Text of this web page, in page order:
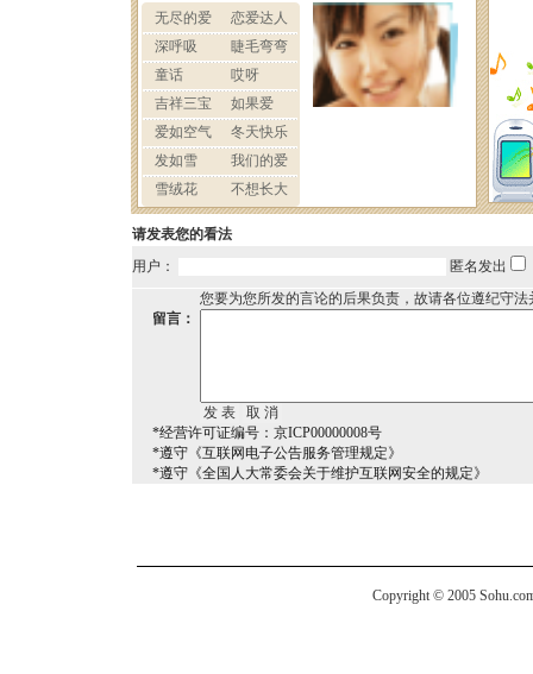
请发表您的看法
用户：
匿名发出
您要为您所发的言论的后果负责，故请各位遵纪守
留言：
*经营许可证编号：京ICP00000008号
*遵守《互联网电子公告服务管理规定》
*遵守《全国人大常委会关于维护互联网安全的规定》
Copyright © 2005